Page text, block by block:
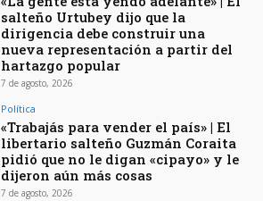
salteño Urtubey dijo que la
dirigencia debe construir una
nueva representación a partir del
hartazgo popular
7 de agosto, 2026
Política
«Trabajás para vender el país» | El
libertario salteño Guzmán Coraita
pidió que no le digan «cipayo» y le
dijeron aún más cosas
7 de agosto, 2026